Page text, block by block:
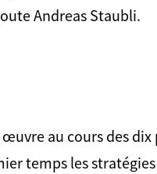
Andreas Staubli.
au cours des dix
temps les